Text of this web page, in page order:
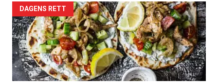
DAGENS RETT